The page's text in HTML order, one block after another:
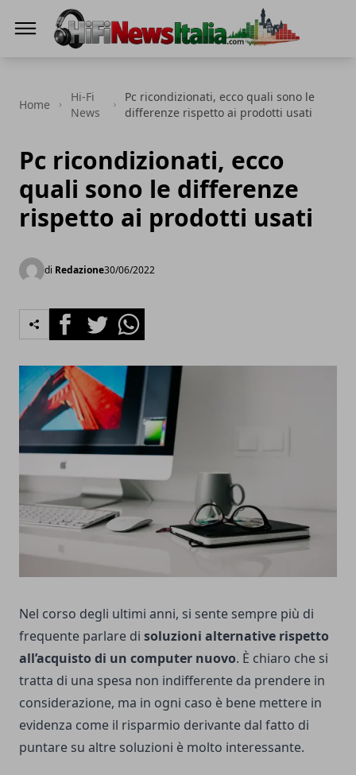
Home
Hi-Fi
News
Pc ricondizionati, ecco quali sono le
differenze rispetto ai prodotti usati
Pc ricondizionati, ecco
quali sono le differenze
rispetto ai prodotti usati
di Redazione30/06/2022
FacebookTwitterWhatsapp
Nel corso degli ultimi anni, si sente sempre più di
frequente parlare di soluzioni alternative rispetto
all’acquisto di un computer nuovo. È chiaro che si
tratta di una spesa non indifferente da prendere in
considerazione, ma in ogni caso è bene mettere in
evidenza come il risparmio derivante dal fatto di
puntare su altre soluzioni è molto interessante.